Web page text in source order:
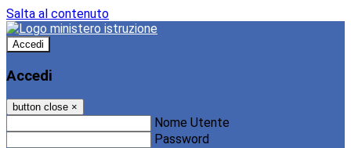
Salta al contenuto
Accedi
Accedi
button close ×
Nome Utente
Password